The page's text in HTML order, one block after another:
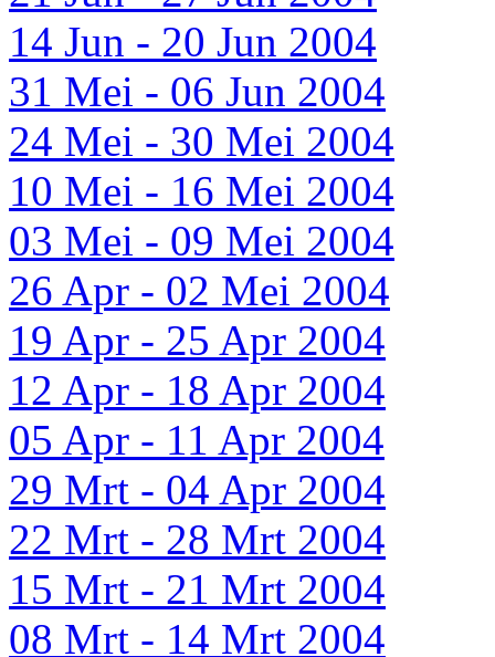
14 Jun - 20 Jun 2004
31 Mei - 06 Jun 2004
24 Mei - 30 Mei 2004
10 Mei - 16 Mei 2004
03 Mei - 09 Mei 2004
26 Apr - 02 Mei 2004
19 Apr - 25 Apr 2004
12 Apr - 18 Apr 2004
05 Apr - 11 Apr 2004
29 Mrt - 04 Apr 2004
22 Mrt - 28 Mrt 2004
15 Mrt - 21 Mrt 2004
08 Mrt - 14 Mrt 2004